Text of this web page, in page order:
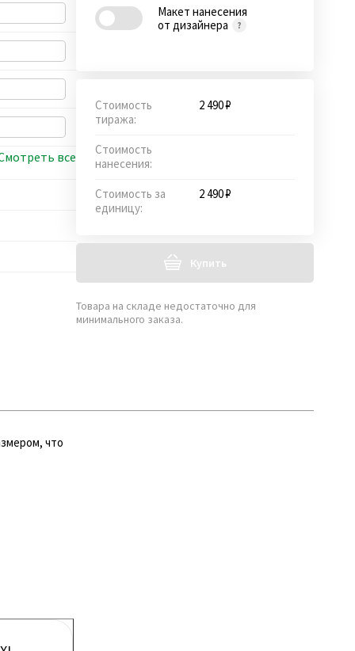
все
Макет нанесения
от дизайнера
Стоимость
тиража:
2 490 ₽
Стоимость
нанесения:
Стоимость за
единицу:
2 490 ₽
Купить
Товара на складе недостаточно для
минимального заказа.
что